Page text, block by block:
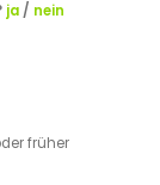
ja/ nein
früher